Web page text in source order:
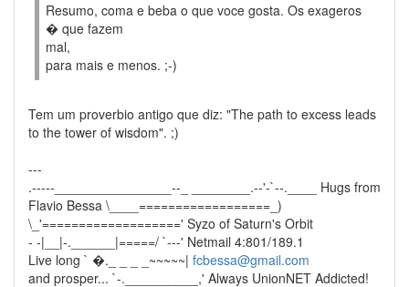
Resumo, coma e beba o que voce gosta. Os exageros
� que fazem
mal,
para mais e menos. ;-)
Tem um proverbio antigo que diz: "The path to excess leads
to the tower of wisdom". ;)
---
.-----________________--_ ________.--'-`--.____ Hugs from
Flavio Bessa \____==================_)
\_'===================' Syzo of Saturn's Orbit
- -|__|-.______|=====/ `---' Netmail 4:801/189.1
Live long ` �._ _ _ _~~~~~| fcbessa@gmail.com
and prosper... `-.__________,' Always UnionNET Addicted!